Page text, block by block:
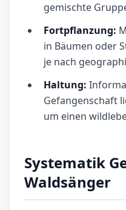
gemischte
Fortpflanzung:
in Bäumen oder
je nach
Haltung:
Gefangenschaft
um einen
Systematik
Waldsänger